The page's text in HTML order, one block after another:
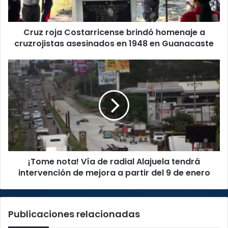
asesinados
en
en
Cruz roja Costarricense brindó homenaje a
cruzrojistas asesinados en 1948 en Guanacaste
¡Tome
nota!
Vía
de
radial
Alajuela
tendrá
intervención
de
mejora
de
¡Tome nota! Vía de radial Alajuela tendrá
intervención de mejora a partir del 9 de enero
Publicaciones relacionadas